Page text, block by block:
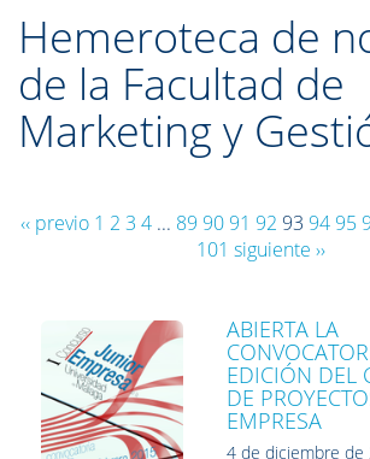
Hemeroteca de
de la Facultad de
Marketing y
‹‹ previo 1 2 3 4 ... 89 90 91 92 93 94 95
101 siguiente ››
ABIERTA LA
EDICIÓN DEL
DE
EMPRESA
4 de diciembre de